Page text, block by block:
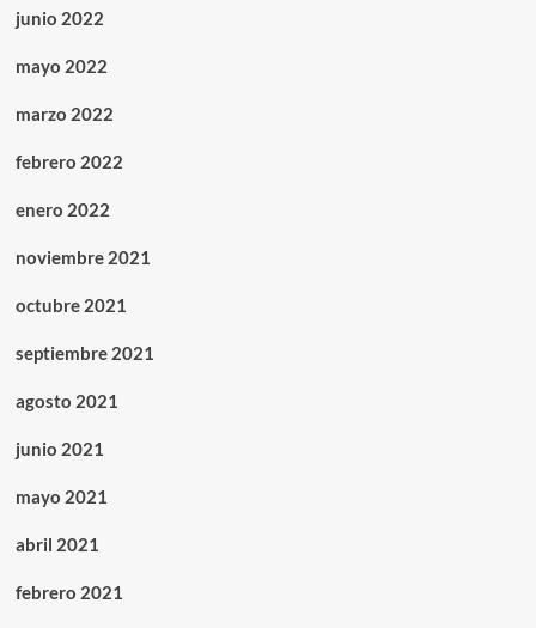
junio 2022
mayo 2022
marzo 2022
febrero 2022
enero 2022
noviembre 2021
octubre 2021
septiembre 2021
agosto 2021
junio 2021
mayo 2021
abril 2021
febrero 2021